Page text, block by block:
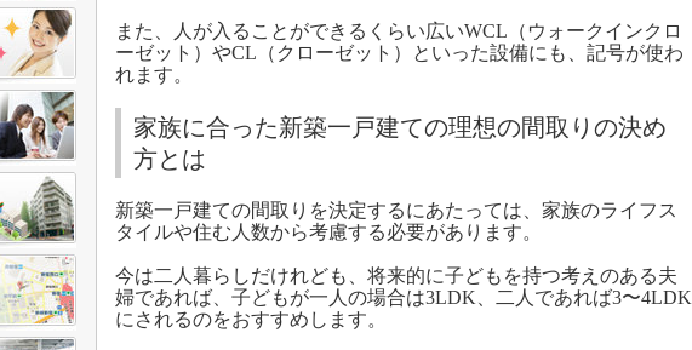
また、人が入ることができるくらい広いWCL（ウォークインクロ
ーゼット）やCL（クローゼット）といった設備にも、記号が使わ
れます。
家族に合った新築一戸建ての理想の間取りの決め
方とは
新築一戸建ての間取りを決定するにあたっては、家族のライフス
タイルや住む人数から考慮する必要があります。
今は二人暮らしだけれども、将来的に子どもを持つ考えのある夫
婦であれば、子どもが一人の場合は3LDK、二人であれば3〜4LDK
にされるのをおすすめします。